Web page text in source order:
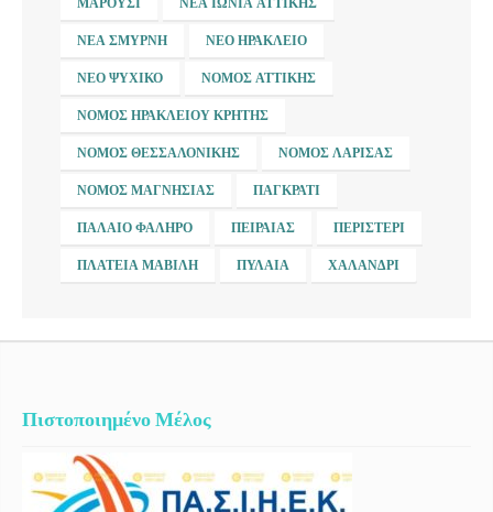
ΝΈΑ ΣΜΎΡΝΗ ΝΈΟ ΗΡΆΚΛΕΙΟ
ΝΈΟ ΨΥΧΙΚΌ ΝΟΜΌΣ ΑΤΤΙΚΉΣ
ΝΟΜΌΣ ΗΡΑΚΛΕΊΟΥ ΚΡΉΤΗΣ
ΝΟΜΌΣ ΘΕΣΣΑΛΟΝΊΚΗΣ ΝΟΜΌΣ ΛΆΡΙΣΑΣ
ΝΟΜΌΣ ΜΑΓΝΗΣΊΑΣ ΠΑΓΚΡΆΤΙ
ΠΑΛΑΙΌ ΦΆΛΗΡΟ ΠΕΙΡΑΙΆΣ ΠΕΡΙΣΤΈΡΙ
ΠΛΑΤΕΊΑ ΜΑΒΊΛΗ ΠΥΛΑΊΑ ΧΑΛΆΝΔΡΙ
Πιστοποιημένο Μέλος